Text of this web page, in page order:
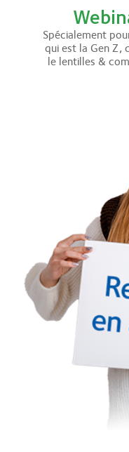
Spécialement
qui est la Gen Z,
le lentilles &